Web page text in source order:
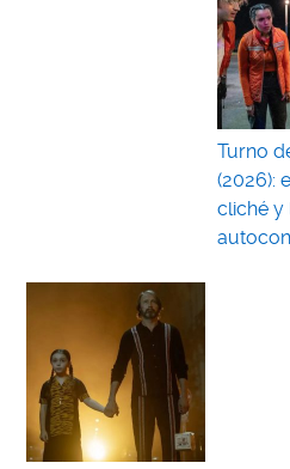
Turno
(2026):
cliché y